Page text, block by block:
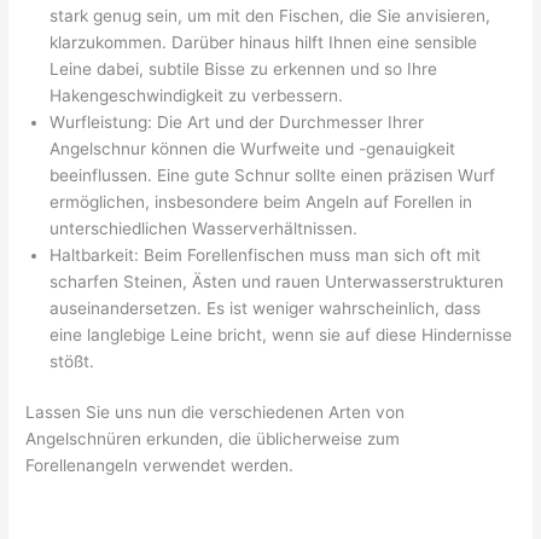
stark genug sein, um mit den Fischen, die Sie anvisieren,
klarzukommen. Darüber hinaus hilft Ihnen eine sensible
Leine dabei, subtile Bisse zu erkennen und so Ihre
Hakengeschwindigkeit zu verbessern.
Wurfleistung: Die Art und der Durchmesser Ihrer
Angelschnur können die Wurfweite und -genauigkeit
beeinflussen. Eine gute Schnur sollte einen präzisen Wurf
ermöglichen, insbesondere beim Angeln auf Forellen in
unterschiedlichen Wasserverhältnissen.
Haltbarkeit: Beim Forellenfischen muss man sich oft mit
scharfen Steinen, Ästen und rauen Unterwasserstrukturen
auseinandersetzen. Es ist weniger wahrscheinlich, dass
eine langlebige Leine bricht, wenn sie auf diese Hindernisse
stößt.
Lassen Sie uns nun die verschiedenen Arten von
Angelschnüren erkunden, die üblicherweise zum
Forellenangeln verwendet werden.